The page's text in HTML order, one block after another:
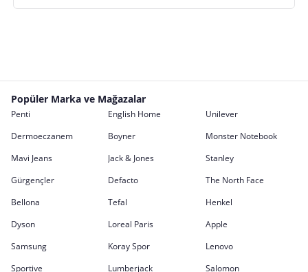
Popüler Marka ve Mağazalar
Penti English Home
Unilever
Dermoeczanem
Boyner
Monster Notebook
Mavi Jeans
Jack & Jones
Stanley
Gürgençler
Defacto
The North Face
Bellona
Tefal
Henkel
Dyson
Loreal Paris
Apple
Samsung
Koray Spor
Lenovo
Sportive
Lumberjack Salomon